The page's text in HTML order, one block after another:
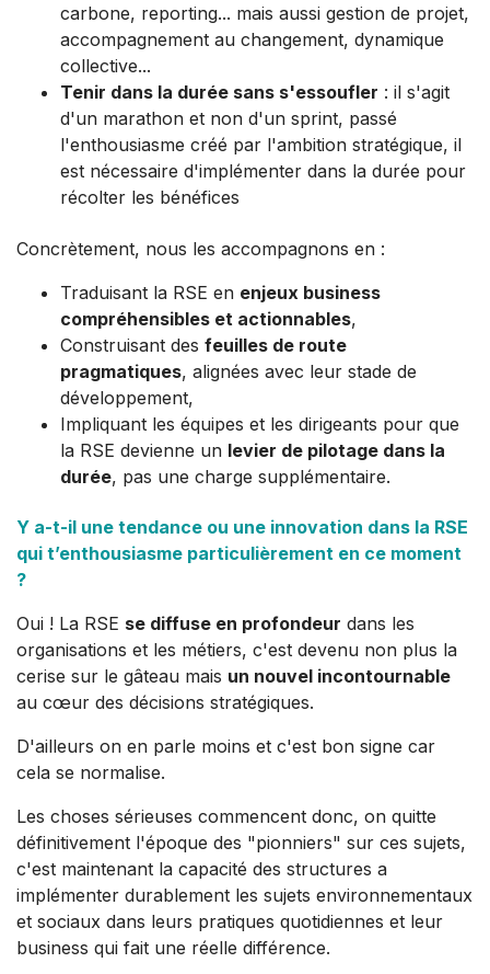
carbone, reporting... mais aussi gestion de projet,
accompagnement au changement, dynamique
collective...
Tenir dans la durée sans s'essoufler : il s'agit
d'un marathon et non d'un sprint, passé
l'enthousiasme créé par l'ambition stratégique, il
est nécessaire d'implémenter dans la durée pour
récolter les bénéfices
Concrètement, nous les accompagnons en :
Traduisant la RSE en enjeux business
compréhensibles et actionnables,
Construisant des feuilles de route
pragmatiques, alignées avec leur stade de
développement,
Impliquant les équipes et les dirigeants pour que
la RSE devienne un levier de pilotage dans la
durée, pas une charge supplémentaire.
Y a-t-il une tendance ou une innovation dans la RSE
qui t’enthousiasme particulièrement en ce moment
?
Oui ! La RSE se diffuse en profondeur dans les
organisations et les métiers, c'est devenu non plus la
cerise sur le gâteau mais un nouvel incontournable
au cœur des décisions stratégiques.
D'ailleurs on en parle moins et c'est bon signe car
cela se normalise.
Les choses sérieuses commencent donc, on quitte
définitivement l'époque des "pionniers" sur ces sujets,
c'est maintenant la capacité des structures a
implémenter durablement les sujets environnementaux
et sociaux dans leurs pratiques quotidiennes et leur
business qui fait une réelle différence.